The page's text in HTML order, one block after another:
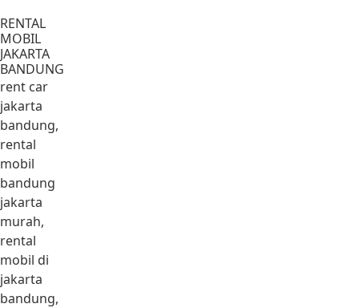
RENTAL
MOBIL
JAKARTA
BANDUNG
rent car
jakarta
bandung,
rental
mobil
bandung
jakarta
murah,
rental
mobil di
jakarta
bandung,